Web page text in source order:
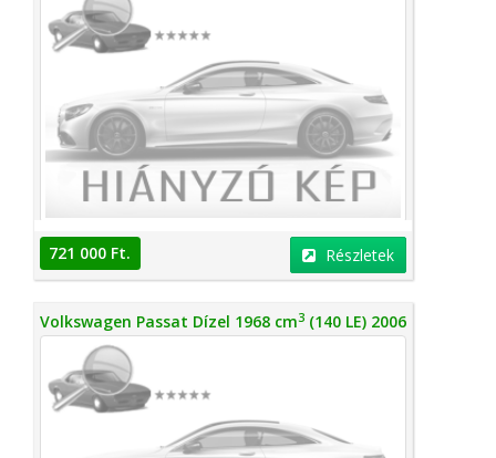
721 000 Ft. Részletek
Volkswagen Passat Dízel 1968 cm3 (140 LE) 2006